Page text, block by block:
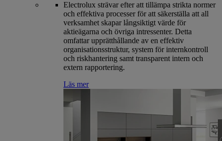
Electrolux strävar efter att tillämpa strikta normer
och effektiva processer för att säkerställa att all
verksamhet skapar långsiktigt värde för
aktieägarna och övriga intressenter. Detta
omfattar upprätthållande av en effektiv
organisationsstruktur, system för internkontroll
och riskhantering samt transparent intern och
extern rapportering.
Läs mer